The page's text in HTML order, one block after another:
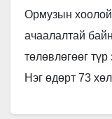
Ормузын
ачаалалтай
төлөвлөгөөг
Нэг өдөрт 73